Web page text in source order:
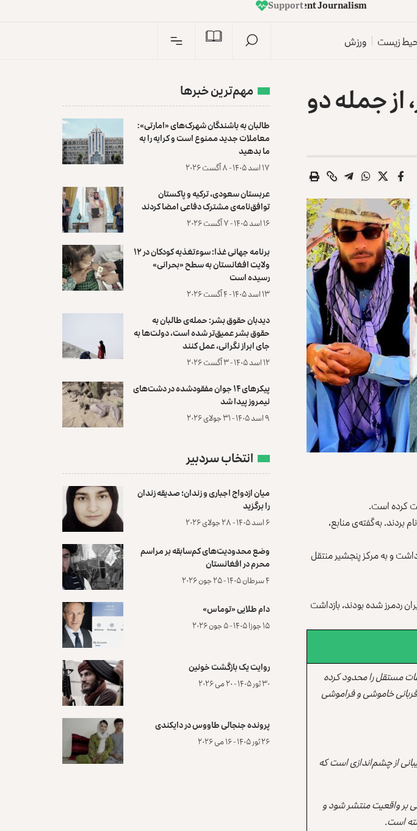
m
s
i
l
a
n
r
u
o
J
t
n
e
d
n
e
p
e
d
n
ISupport
زیست ورزش
از جمله دو
کرده است.
به‌گفته‌ی منابع،
بازداشت و به مرکز پنجشیر منتقل
ردمرز شده بودند، بازداشت
مستقل را محدود کرده
خاموشی و فراموشی
از چشم‌اندازی است که
بر واقعیت منتشر شود و
است.
مهم‌ترین خبرها
طالبان به باشندگان شهرک‌های «امارتی»:
معاملات جدید ممنوع است و کرایه را به
ما بدهید
۱۷ اسد ۱۴۰۵ - ۸ آگست ۲۰۲۶
عربستان سعودی، ترکیه و پاکستان
توافق‌نامه‌ی مشترک دفاعی امضا کردند
۱۶ اسد ۱۴۰۵ - ۷ آگست ۲۰۲۶
برنامه جهانی غذا: سوءتغذیه کودکان در ۱۲
ولایت افغانستان به سطح «بحرانی»
رسیده است
۱۳ اسد ۱۴۰۵ - ۴ آگست ۲۰۲۶
دیدبان حقوق بشر: حمله‌ی طالبان به
حقوق بشر عمیق‌تر شده است، دولت‌ها به
جای ابراز نگرانی، عمل کنند
۱۲ اسد ۱۴۰۵ - ۳ آگست ۲۰۲۶
پیکرهای ۱۴ جوان مفقودشده در دشت‌های
نیمروز پیدا شد
۹ اسد ۱۴۰۵ - ۳۱ جولای ۲۰۲۶
انتخاب سردبیر
میان ازدواج اجباری و زندان؛ صدیقه زندان
را برگزید
۶ اسد ۱۴۰۵ - ۲۸ جولای ۲۰۲۶
وضع محدودیت‌های کم‌سابقه بر مراسم
محرم در افغانستان
۴ سرطان ۱۴۰۵ - ۲۵ جون ۲۰۲۶
دام طلایی «توماس»
۱۵ جوزا ۱۴۰۵ - ۵ جون ۲۰۲۶
روایت یک بازگشت خونین
۳۰ ثور ۱۴۰۵ - ۲۰ می ۲۰۲۶
پرونده‌ جنجالی طاووس در دایکندی
۲۶ ثور ۱۴۰۵ - ۱۶ می ۲۰۲۶